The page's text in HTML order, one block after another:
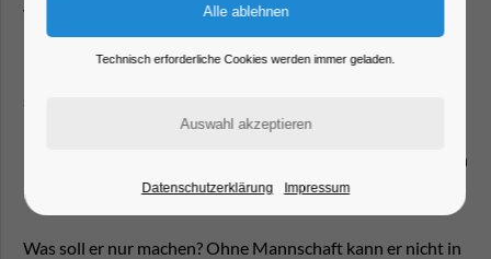
wundersame Schriftrolle an seiner Angel. Bei näherer
Betrachtung entdeckt er, dass es sich um eine Schatzkarte
handelt. Sofort ist sein Piratenherz entflammt. Doch wie
längst das Weite gesucht. Als einziges männliches Wesen
hält sich der kleine Smart Smarties noch hier auf. Ansonsten
Was soll er nur machen? Ohne Mannschaft kann er nicht in
Technisch erforderliche Cookies werden immer geladen.
Datenschutzerklärung Impressum